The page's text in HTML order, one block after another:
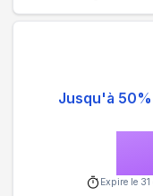
Jusqu'à
Expire le